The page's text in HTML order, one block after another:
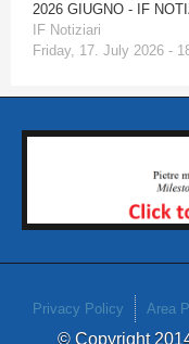
2026 GIUGNO - IF
IF Notiziari
Friday, 17. July 2026 -
Privacy Policy Area
© Copyright